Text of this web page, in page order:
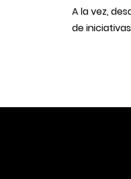
A la vez,
de